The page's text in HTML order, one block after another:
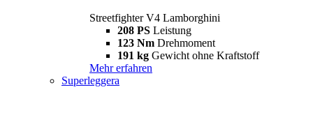
Streetfighter V4 Lamborghini
208 PS Leistung
123 Nm Drehmoment
191 kg Gewicht ohne Kraftstoff
Mehr erfahren
Superleggera